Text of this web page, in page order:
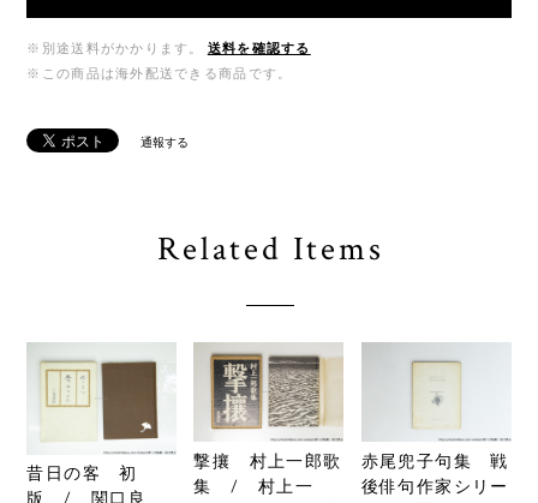
※別途送料がかかります。
送料を確認する
※この商品は海外配送できる商品です。
通報する
Related Items
昔日の客 初
撃攘 村上一郎歌
集 / 村上一
赤尾兜子句集 戦
後俳句作家シリー